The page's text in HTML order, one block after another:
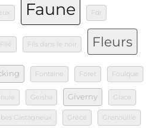
Faune Fdr
Filé Fils dans le noir
Fleurs
Fontaine Foret Foulque
Geisha Giverny Glace
Castagneux Grèce Grenouille